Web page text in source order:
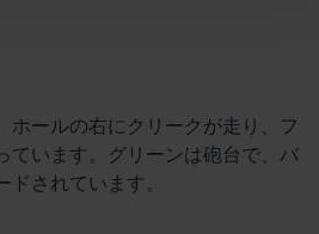
ホールの右にクリークが走り、フ
ています。グリーンは砲台で、バ
ドされています。